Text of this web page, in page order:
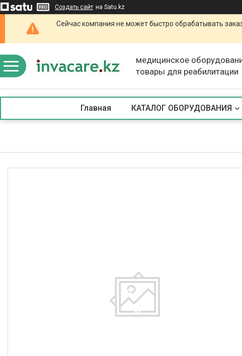
Создать сайт на Satu.kz
Сейчас компания не может быстро обрабатывать
медицинское
товары для реабилитации
Главная КАТАЛОГ ОБОРУДОВАНИЯ